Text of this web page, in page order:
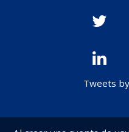
Tweets